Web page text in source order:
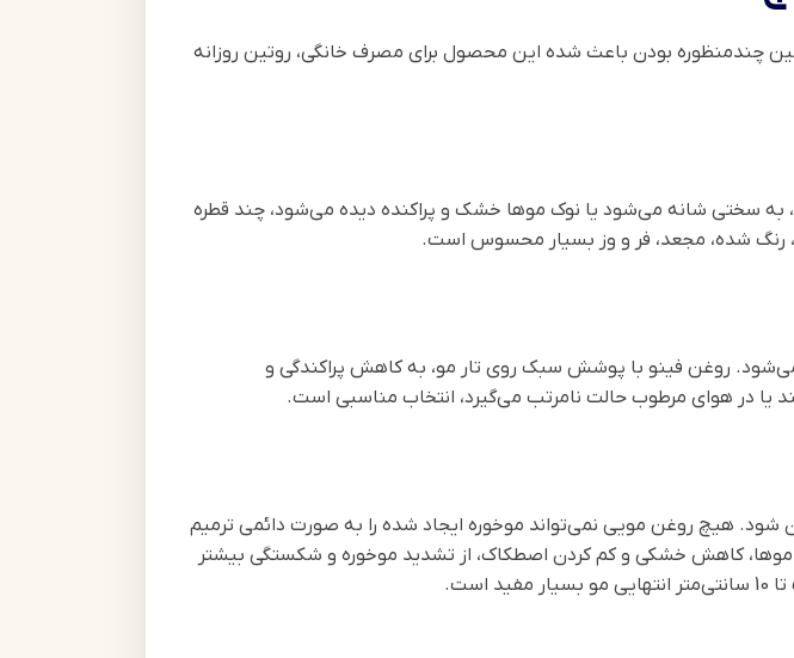
چندمنظوره بودن باعث شده این محصول برای مصرف خانگی، روتین روزانه
به سختی شانه می‌شود یا نوک موها خشک و پراکنده دیده می‌شود، چند قطره
رنگ شده، مجعد، فر و وز بسیار محسوس است.
روغن فینو با پوشش سبک روی تار مو، به کاهش پراکندگی و
در هوای مرطوب حالت نامرتب می‌گیرد، انتخاب مناسبی است.
هیچ روغن مویی نمی‌تواند موخوره ایجاد شده را به صورت دائمی ترمیم
موها، کاهش خشکی و کم کردن اصطکاک، از تشدید موخوره و شکستگی بیشتر